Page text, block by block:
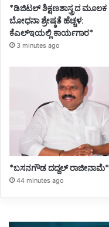
*ಡಿಜಿಟಲ್ ಶಿಕ್ಷಣಶಾಸ್ತ್ರದ ಮೂಲಕ
ಬೋಧನಾ ಶ್ರೇಷ್ಠತೆ ಹೆಚ್ಚಳ:
ಕೆಎಲ್ಇಯಲ್ಲಿ ಕಾರ್ಯಗಾರ*
3 minutes ago
*ಬಸನಗೌಡ ದದ್ದಲ್‌ ರಾಜೀನಾಮೆ*
44 minutes ago